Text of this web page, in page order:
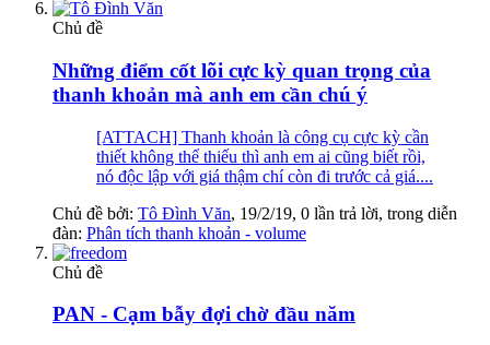
Chủ đề
Những điểm cốt lõi cực kỳ quan trọng của
thanh khoản mà anh em cần chú ý
[ATTACH] Thanh khoản là công cụ cực kỳ cần
thiết không thể thiếu thì anh em ai cũng biết rồi,
nó độc lập với giá thậm chí còn đi trước cả giá....
Chủ đề bởi: Tô Đình Văn, 19/2/19, 0 lần trả lời, trong diễn
đàn: Phân tích thanh khoản - volume
Chủ đề
PAN - Cạm bẫy đợi chờ đầu năm